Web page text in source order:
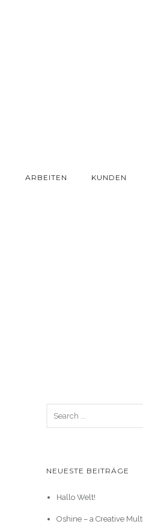
ARBEITEN KUNDEN
NEUESTE BEITRÄGE
Hallo Welt!
Oshine – a Creative